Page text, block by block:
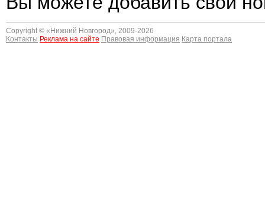
Copyright © «Нижний Новгород», 2009-2026
Контакты Реклама на сайте Правовая информация Карта портала